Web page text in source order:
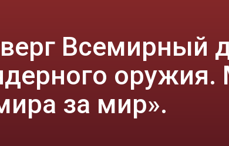
Всемирный
за мир».